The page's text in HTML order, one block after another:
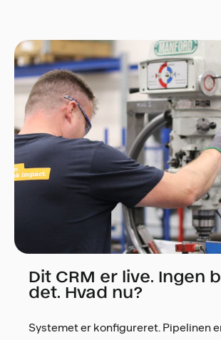
Dit CRM er live. Ingen
det. Hvad nu?
Systemet er konfigureret. Pipelinen